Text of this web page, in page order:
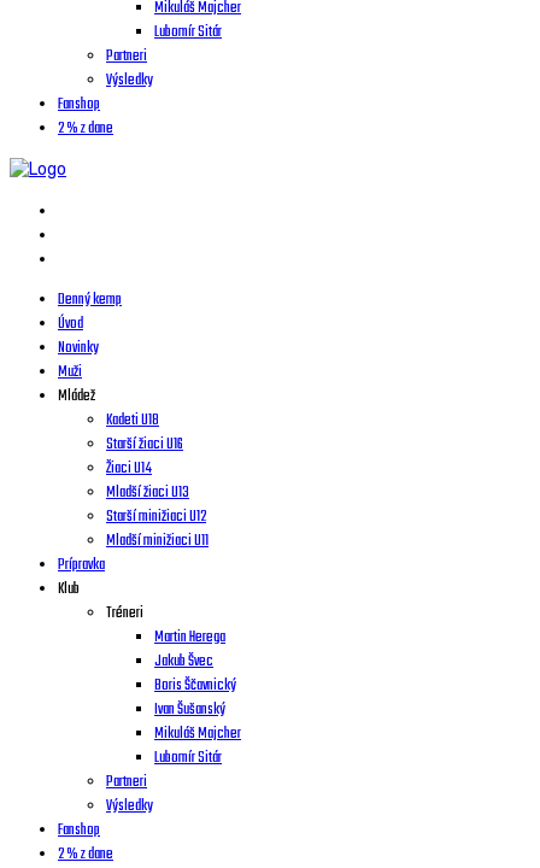
Mikuláš Majcher
Lubomír Sitár
Partneri
Výsledky
Fanshop
2 % z dane
Denný kemp
Úvod
Novinky
Muži
Mládež
Kadeti U18
Starší žiaci U16
Žiaci U14
Mladší žiaci U13
Starší minižiaci U12
Mladší minižiaci U11
Prípravka
Klub
Tréneri
Martin Herega
Jakub Švec
Boris Ščavnický
Ivan Šušanský
Mikuláš Majcher
Lubomír Sitár
Partneri
Výsledky
Fanshop
2 % z dane